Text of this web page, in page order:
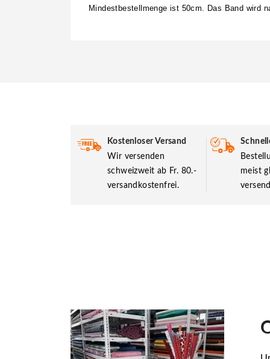
Mindestbestellmenge ist 50cm. Das Band wird
Kostenloser Versand
Wir versenden
schweizweit ab Fr. 80.-
versandkostenfrei.
meist